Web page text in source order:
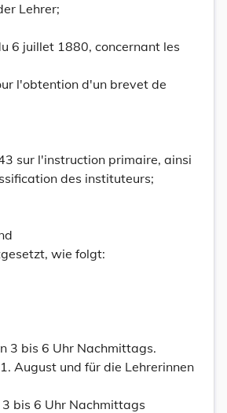
Lehrer;
6 juillet 1880, concernant les
l'obtention d'un brevet de
sur l'instruction primaire, ainsi
des instituteurs;
wie folgt:
3 bis 6 Uhr Nachmittags.
August und für die Lehrerinnen
bis 6 Uhr Nachmittags